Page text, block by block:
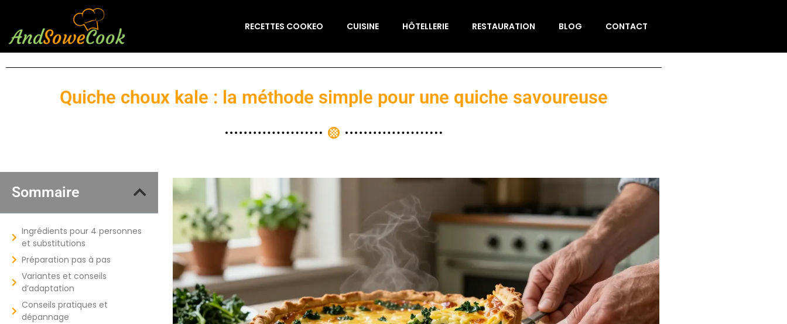
RECETTES COOKEO CUISINE HÔTELLERIE RESTAURATION BLOG CONTACT
Quiche choux kale : la méthode simple pour une quiche savoureuse
Sommaire
Ingrédients pour 4 personnes
et substitutions
Préparation pas à pas
Variantes et conseils
d’adaptation
Conseils pratiques et
dépannage